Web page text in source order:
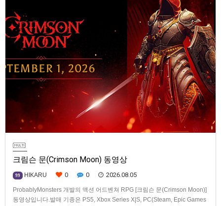
크림슨 문(Crimson Moon) 동영상
99 HIKARU 0 0 2026.08.05
ProbablyMonsters 개발의 액션 어드벤쳐 RPG [크림슨 문(Crimson Moon)]
동영상입니다.발매 기종은 PS5, Xbox Series X|S, PC(Steam, Epic Games